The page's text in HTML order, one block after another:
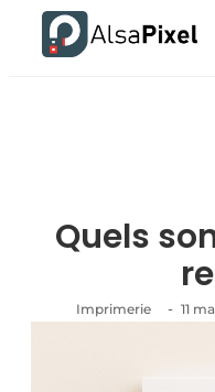
Quels
Imprimerie - 11